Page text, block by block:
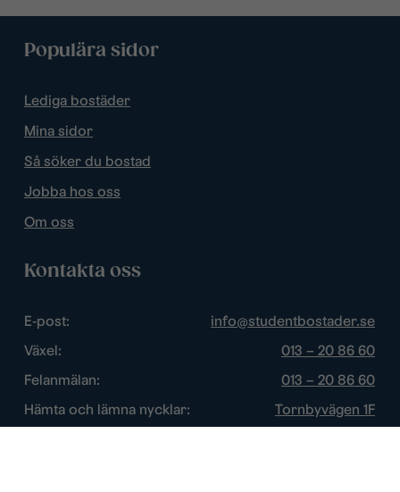
Populära sidor
Lediga bostäder
Mina sidor
Så söker du bostad
Jobba hos oss
Om oss
Kontakta oss
E-post:
info@studentbostader.se
Växel:
013 – 20 86 60
Felanmälan:
013 – 20 86 60
Hämta och lämna nycklar:
Tornbyvägen 1F